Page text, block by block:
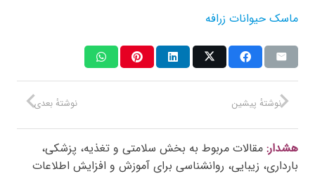
ماسک حیوانات زرافه
نوشتهٔ بعدی نوشتهٔ پیشین
هشدار: مقالات مربوط به بخش سلامتی و تغذیه، پزشکی،
بارداری، زیبایی، روانشناسی برای آموزش و افزایش اطلاعات